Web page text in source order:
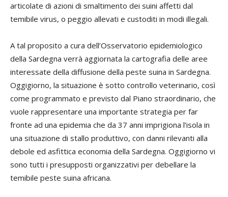
articolate di azioni di smaltimento dei suini affetti dal
temibile virus, o peggio allevati e custoditi in modi illegali.
A tal proposito a cura dell’Osservatorio epidemiologico
della Sardegna verrà aggiornata la cartografia delle aree
interessate della diffusione della peste suina in Sardegna.
Oggigiorno, la situazione è sotto controllo veterinario, così
come programmato e previsto dal Piano straordinario, che
vuole rappresentare una importante strategia per far
fronte ad una epidemia che da 37 anni imprigiona l’isola in
una situazione di stallo produttivo, con danni rilevanti alla
debole ed asfittica economia della Sardegna. Oggigiorno vi
sono tutti i presupposti organizzativi per debellare la
temibile peste suina africana.